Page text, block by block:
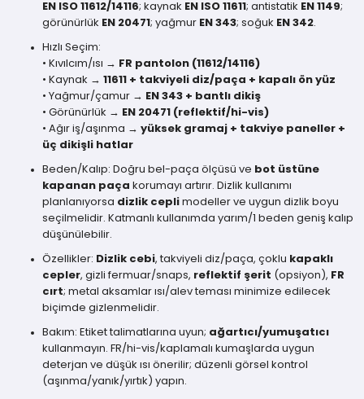
EN ISO 11612/14116; kaynak EN ISO 11611; antistatik EN 1149;
görünürlük EN 20471; yağmur EN 343; soğuk EN 342
Hızlı Seçim:
• Kıvılcım/ısı → FR pantolon (11612/14116)
• Kaynak → 11611 + takviyeli diz/paça + kapalı ön yüz
• Yağmur/çamur → EN 343 + bantlı dikiş
• Görünürlük → EN 20471 (reflektif/hi-vis)
• Ağır iş/aşınma → yüksek gramaj + takviye paneller +
üç dikişli hatlar
Beden/Kalıp: Doğru bel-paça ölçüsü ve bot üstüne
kapanan paça korumayı artırır. Dizlik kullanımı
planlanıyorsa dizlik cepli modeller ve uygun dizlik boyu
seçilmelidir. Katmanlı kullanımda yarım/1 beden geniş kalıp
düşünülebilir.
Özellikler: Dizlik cebi, takviyeli diz/paça, çoklu kapaklı
cepler, gizli fermuar/snaps, reflektif şerit (opsiyon), FR
cırt; metal aksamlar ısı/alev teması minimize edilecek
biçimde gizlenmelidir.
Bakım: Etiket talimatlarına uyun; ağartıcı/yumuşatıcı
kullanmayın. FR/hi-vis/kaplamalı kumaşlarda uygun
deterjan ve düşük ısı önerilir; düzenli görsel kontrol
(aşınma/yanık/yırtık) yapın.